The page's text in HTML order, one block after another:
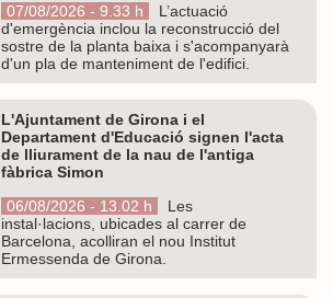
07/08/2026 - 9.33 h
L’actuació
d'emergència inclou la reconstrucció del
sostre de la planta baixa i s'acompanyarà
d'un pla de manteniment de l'edifici.
L'Ajuntament de Girona i el
Departament d'Educació signen l'acta
de lliurament de la nau de l'antiga
fàbrica Simon
06/08/2026 - 13.02 h
Les
instal·lacions, ubicades al carrer de
Barcelona, acolliran el nou Institut
Ermessenda de Girona.